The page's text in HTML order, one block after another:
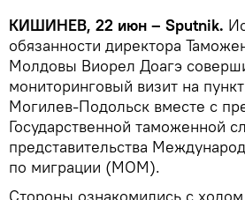
КИШИНЕВ, 22 июн – Sputnik.
обязанности директора
Молдовы Виорел Доагэ
мониторинговый визит на
Могилев-Подольск вместе с
Государственной таможенной
представительства
по миграции (МОМ).
Стороны ознакомились с